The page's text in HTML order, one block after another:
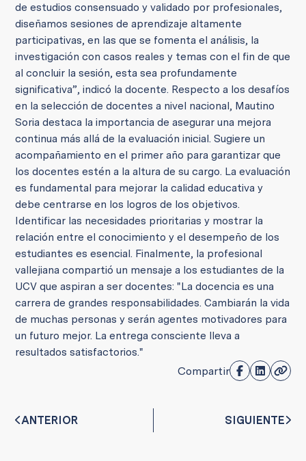
de estudios consensuado y validado por profesionales,
diseñamos sesiones de aprendizaje altamente
participativas, en las que se fomenta el análisis, la
investigación con casos reales y temas con el fin de que
al concluir la sesión, esta sea profundamente
significativa”, indicó la docente. Respecto a los desafíos
en la selección de docentes a nivel nacional, Mautino
Soria destaca la importancia de asegurar una mejora
continua más allá de la evaluación inicial. Sugiere un
acompañamiento en el primer año para garantizar que
los docentes estén a la altura de su cargo. La evaluación
es fundamental para mejorar la calidad educativa y
debe centrarse en los logros de los objetivos.
Identificar las necesidades prioritarias y mostrar la
relación entre el conocimiento y el desempeño de los
estudiantes es esencial. Finalmente, la profesional
vallejiana compartió un mensaje a los estudiantes de la
UCV que aspiran a ser docentes: "La docencia es una
carrera de grandes responsabilidades. Cambiarán la vida
de muchas personas y serán agentes motivadores para
un futuro mejor. La entrega consciente lleva a
resultados satisfactorios."
Compartir
ANTERIOR SIGUIENTE